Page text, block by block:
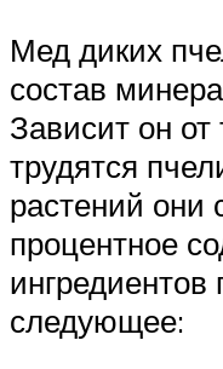
Мед диких
состав
Зависит он от
трудятся
растений
процентное
следующее: